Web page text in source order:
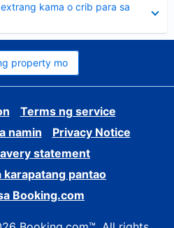
kama o crib para sa
property mo
Terms ng service
namin
Privacy Notice
statement
karapatang pantao
Booking.com